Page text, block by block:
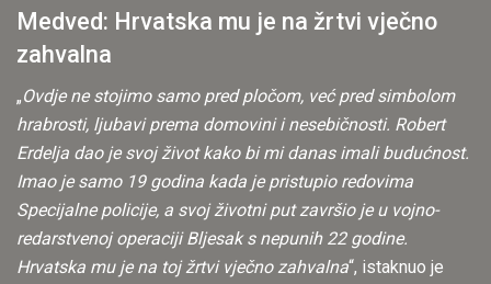
Medved: Hrvatska mu je na žrtvi vječno
zahvalna
„Ovdje ne stojimo samo pred pločom, već pred simbolom
hrabrosti, ljubavi prema domovini i nesebičnosti. Robert
Erdelja dao je svoj život kako bi mi danas imali budućnost.
Imao je samo 19 godina kada je pristupio redovima
Specijalne policije, a svoj životni put završio je u vojno-
redarstvenoj operaciji Bljesak s nepunih 22 godine.
Hrvatska mu je na toj žrtvi vječno zahvalna“, istaknuo je